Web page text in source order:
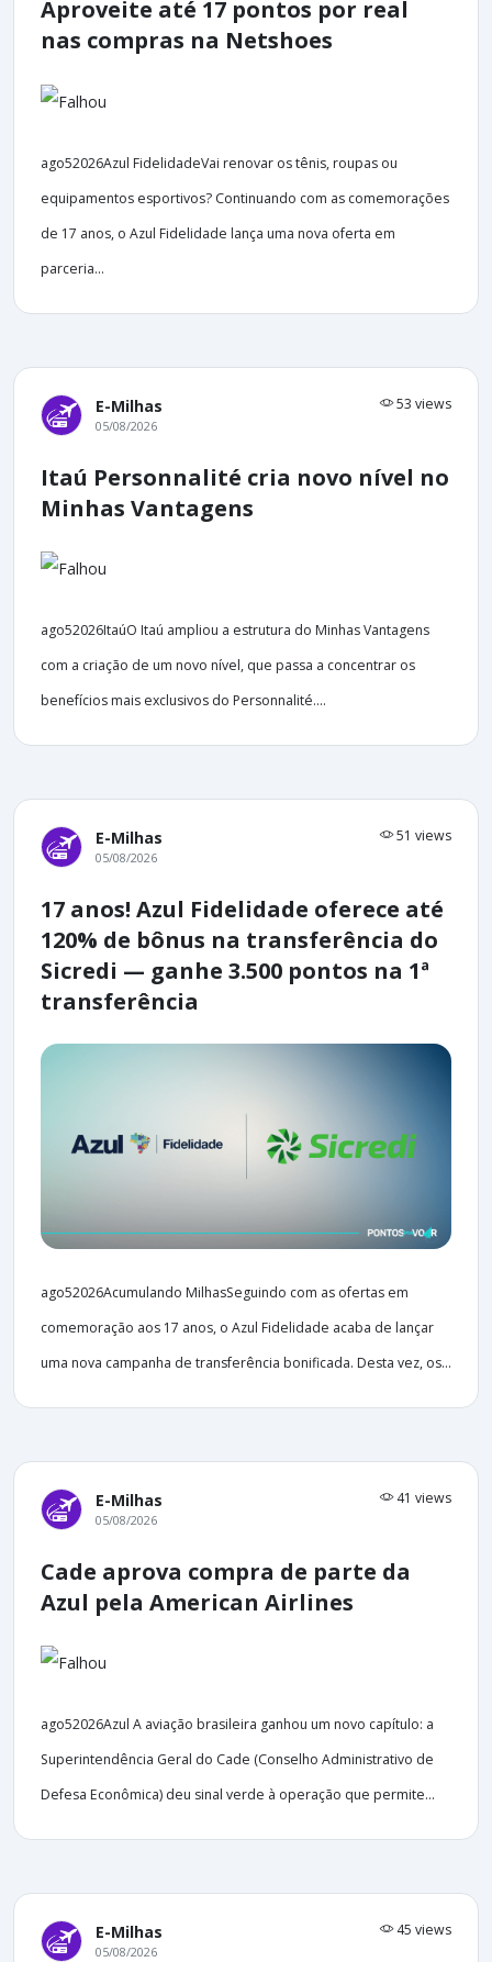
Aproveite até 17 pontos por real
nas compras na Netshoes
ago52026Azul FidelidadeVai renovar os tênis, roupas ou
equipamentos esportivos? Continuando com as comemorações
de 17 anos, o Azul Fidelidade lança uma nova oferta em
parceria...
E-Milhas 53 views
05/08/2026
Itaú Personnalité cria novo nível no
Minhas Vantagens
ago52026ItaúO Itaú ampliou a estrutura do Minhas Vantagens
com a criação de um novo nível, que passa a concentrar os
benefícios mais exclusivos do Personnalité....
E-Milhas 51 views
05/08/2026
17 anos! Azul Fidelidade oferece até
120% de bônus na transferência do
Sicredi — ganhe 3.500 pontos na 1ª
transferência
ago52026Acumulando MilhasSeguindo com as ofertas em
comemoração aos 17 anos, o Azul Fidelidade acaba de lançar
uma nova campanha de transferência bonificada. Desta vez, os...
E-Milhas 41 views
05/08/2026
Cade aprova compra de parte da
Azul pela American Airlines
ago52026Azul A aviação brasileira ganhou um novo capítulo: a
Superintendência Geral do Cade (Conselho Administrativo de
Defesa Econômica) deu sinal verde à operação que permite...
E-Milhas 45 views
05/08/2026